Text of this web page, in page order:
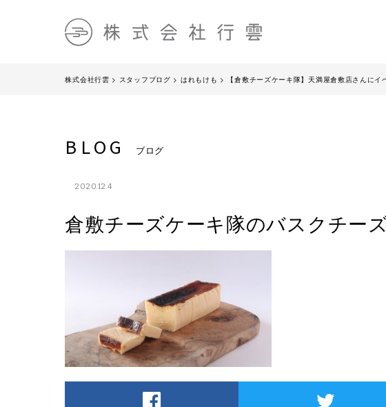
株式会社行雲 > スタッフブログ > はれもけも > 【倉敷チーズケーキ隊】天満屋倉敷店さんにイ
BLOG ブログ
2020.12.4
倉敷チーズケーキ隊のバスクチー